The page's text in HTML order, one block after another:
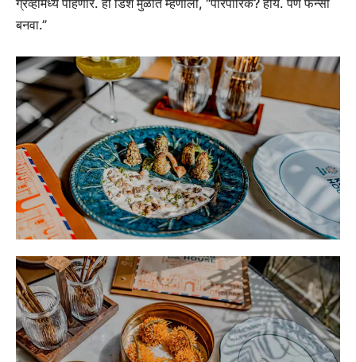
ग्रेव्हीमध्ये पोहणारे. ही डिश मुळात म्हणाली, “पारंपारिक? होय. पण फॅन्सी
बनवा.”